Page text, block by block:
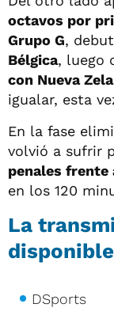
octavos por
Grupo G,
Bélgica, luego
con Nueva
igualar, esta
En la fase
volvió a sufrir
penales frente
en los 120
La
DSports